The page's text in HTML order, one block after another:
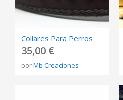
Collares Para Perros
35,00 €
porMb Creaciones